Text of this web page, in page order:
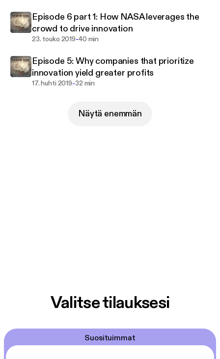
This podcast will serve as your own personal tribe of
mentors. In each episode, we will extract tribal
knowledge from top engineering and
There is no way of knowing what you are going to
need around the next corner of your career, so let
The Grinding Gears Podcast is sponsored by
Episode 6 part 1: How NASA leverages the
crowd to drive innovation
23. touko 2019-40 min
Episode 5: Why companies that prioritize
innovation yield greater profits
17. huhti 2019-32 min
Näytä enemmän
Valitse tilauksesi
Suosituimmat